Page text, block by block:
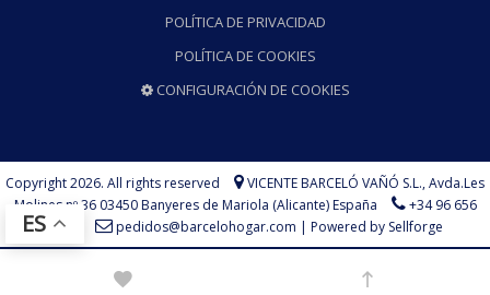
POLÍTICA DE PRIVACIDAD
POLÍTICA DE COOKIES
CONFIGURACIÓN DE COOKIES
Copyright 2026. All rights reserved VICENTE BARCELÓ VAÑÓ S.L.,Avda.Les
Molines nº 36 03450 Banyeres de Mariola (Alicante) España
+34 96 656
73 75
pedidos@barcelohogar.com | Powered by Sellforge
ES